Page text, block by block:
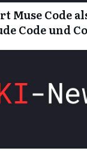
Muse Code
Code und